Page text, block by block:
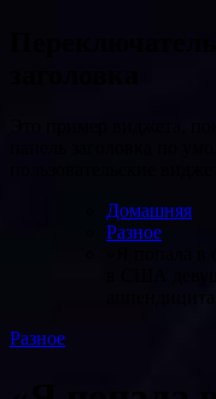
Домашняя
Разное
Разное